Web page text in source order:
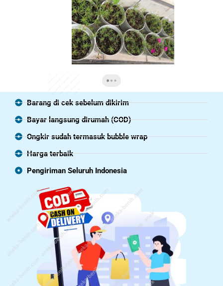
Barang di cek sebelum dikirim
Bayar langsung dirumah (COD)
Ongkir sudah termasuk bubble wrap
Harga terbaik
Pengiriman Seluruh Indonesia